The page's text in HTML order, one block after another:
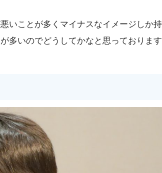
いことが多くマイナスなイメージしか
多いのでどうしてかなと思っております